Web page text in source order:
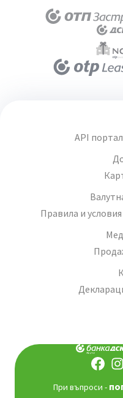
API
Правила и
При въпроси -